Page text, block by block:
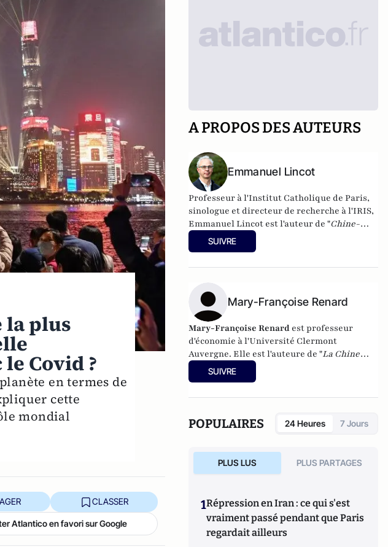
la plus
Covid ?
en termes de
cette
mondial
CLASSER
Atlantico en favori sur Google
A PROPOS DES AUTEURS
Emmanuel Lincot
Professeur à l'Institut Catholique de Paris,
sinologue et directeur de recherche à l'IRIS,
Emmanuel Lincot est l'auteur de "Chine-
Inde. La guerre des mondes
Cerf (à paraître le 27 février).
SUIVRE
Mary-Françoise Renard
Mary-Françoise Renard est professeur
d'économie à l'Université Clermont
Auvergne. Elle est l'auteure de "La Chine
dans l'économie mondiale
universitaires Blaise Pascal.
SUIVRE
POPULAIRES 24 Heures 7 Jours
PLUS LUS PLUS PARTAGES
1Répression en Iran : ce qui s'est
vraiment passé pendant que Paris
regardait ailleurs